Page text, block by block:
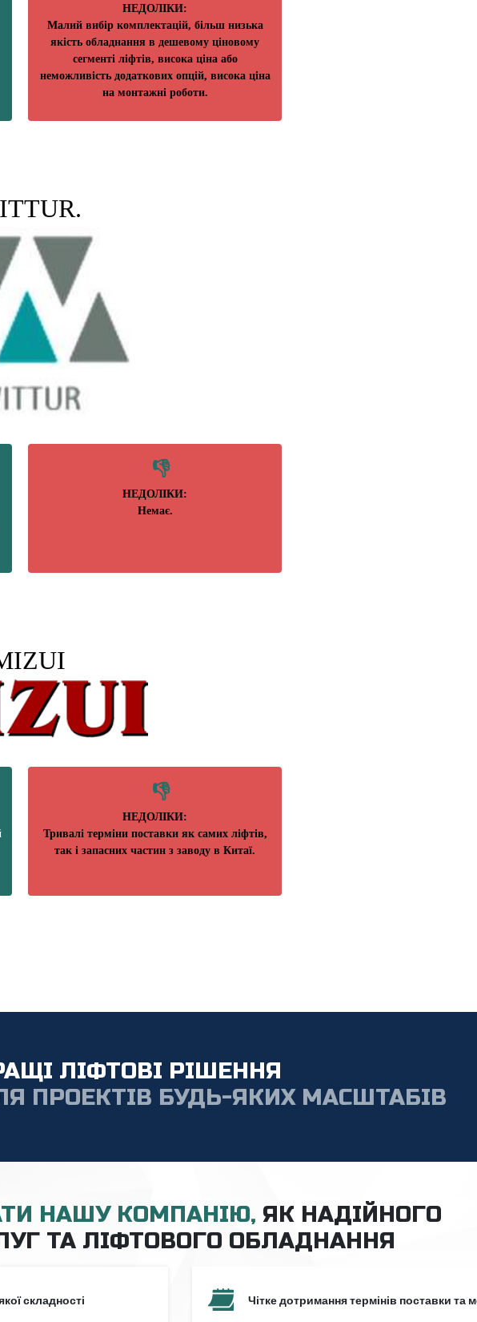
НЕДОЛІКИ:
Малий вибір комплектацій, більш низька
якість обладнання в дешевому ціновому
сегменті ліфтів, висока ціна або
неможливість додаткових опцій, висока ціна
на монтажні роботи.
НЕДОЛІКИ:
Немає.
НЕДОЛІКИ:
Тривалі терміни поставки як самих ліфтів,
так і запасних частин з заводу в Китаї.
ЛІФТОВІ РІШЕННЯ
ПРОЕКТІВ БУДЬ-ЯКИХ МАСШТАБІВ
НАШУ КОМПАНІЮ, ЯК НАДІЙНОГО
ТА ЛІФТОВОГО ОБЛАДНАННЯ
складності Чітке дотримання термінів поставки та